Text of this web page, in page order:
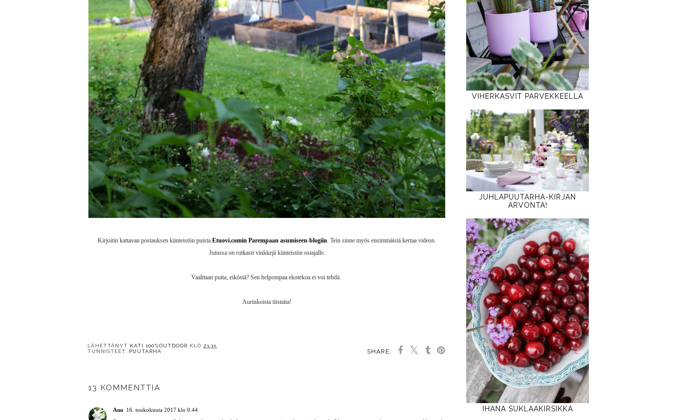
Kirjoitin kattavan postauksen kiinteistön puista Etuovi.comin Parempaan asumiseen-blogiin. Tein sinne myös ensimmäistä kertaa videon.
Jutussa on rutkasti vinkkejä kiinteistön ostajalle.
Vaalitaan puita, eiköstä? Sen helpompaa ekotekoa ei voi tehdä.
Aurinkoista tiistaita!
SHARE:
LÄHETTÄNYT KATI 100%OUTDOOR KLO 23.15
TUNNISTEET: PUUTARHA
VIHERKASVIT PARVEKKEELLA
JUHLAPUUTARHA-KIRJAN
ARVONTA!
IHANA SUKLAAKIRSIKKA